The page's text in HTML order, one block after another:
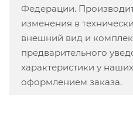
Федерации.
изменения в
внешний вид и
предварительного
характеристики у
оформлением заказа.